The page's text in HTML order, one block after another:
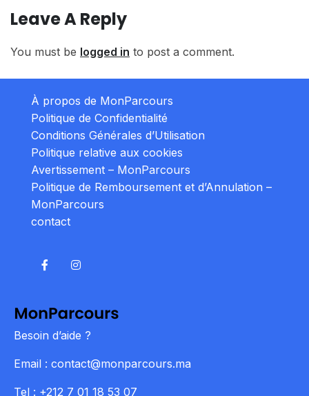
Leave A Reply
You must be logged in to post a comment.
À propos de MonParcours
Politique de Confidentialité
Conditions Générales d’Utilisation
Politique relative aux cookies
Avertissement – MonParcours
Politique de Remboursement et d’Annulation –
MonParcours
contact
Besoin d’aide ?
Email : contact@monparcours.ma
Tel : +212 7 01 18 53 07